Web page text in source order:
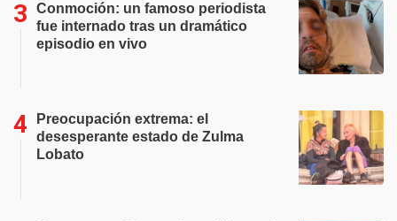
Conmoción: un famoso periodista
fue internado tras un dramático
episodio en vivo
Preocupación extrema: el
desesperante estado de Zulma
Lobato